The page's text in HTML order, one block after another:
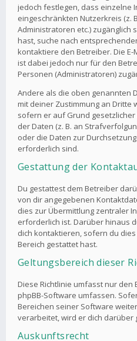
jedoch festlegen, dass einzelne
eingeschränkten Nutzerkreis (z.
Administratoren etc.) zugänglich
hast, suche nach
kontaktiere den Betreiber. Die
ist dabei jedoch nur für den
Personen (Administratoren)
Andere als die oben genannten
mit deiner Zustimmung an Dritte
sofern er auf Grund
der Daten (z. B. an
oder die Daten zur
erforderlich sind.
Gestattung der
Du gestattest dem Betreiber
von dir angegebenen
dies zur Übermittlung zentraler
erforderlich ist. Darüber hinaus
dich kontaktieren, sofern du
Bereich gestattet hast.
Geltungsbereich dieser
Diese Richtlinie umfasst nur den
phpBB-Software umfassen.
Bereichen seiner Software
verarbeitet, wird er dich darüber
Auskunftsrecht